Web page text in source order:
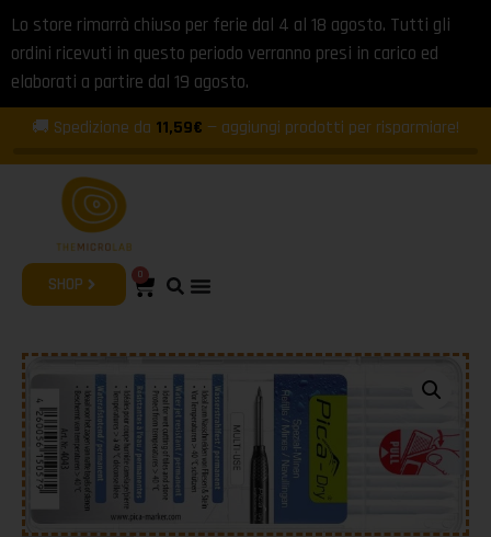
Lo store rimarrà chiuso per ferie dal 4 al 18 agosto. Tutti gli
ordini ricevuti in questo periodo verranno presi in carico ed
elaborati a partire dal 19 agosto.
🚚 Spedizione da 11,59€ — aggiungi prodotti per risparmiare!
SHOP 0